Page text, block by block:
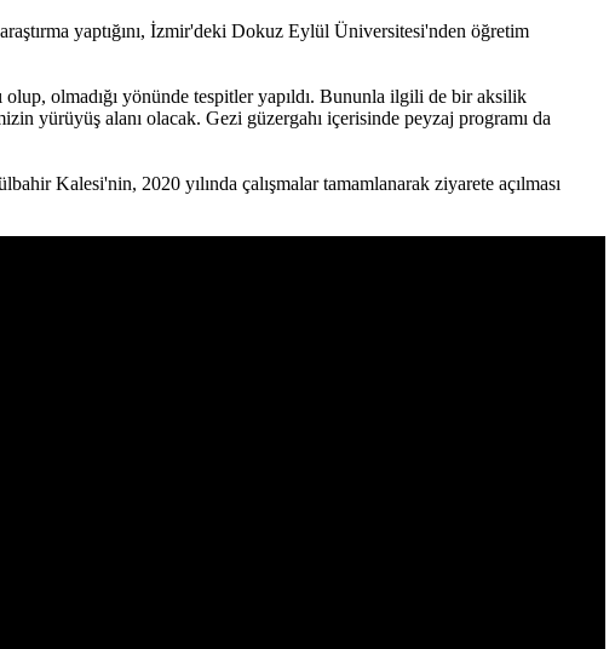
yaptığını, İzmir'deki Dokuz Eylül Üniversitesi'nden öğretim
olup, olmadığı yönünde tespitler yapıldı. Bununla ilgili de bir aksilik
yürüyüş alanı olacak. Gezi güzergahı içerisinde peyzaj programı da
Kalesi'nin, 2020 yılında çalışmalar tamamlanarak ziyarete açılması